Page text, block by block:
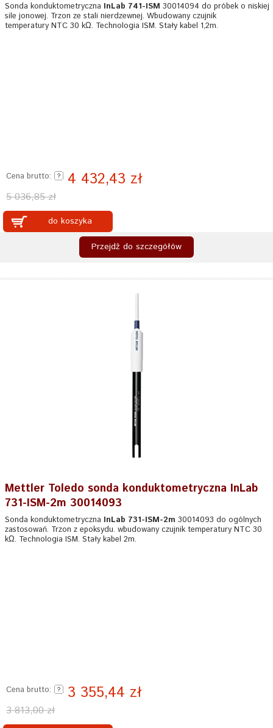
Sonda konduktometryczna InLab 741-ISM 30014094 do próbek o niskiej
sile jonowej. Trzon ze stali nierdzewnej. Wbudowany czujnik
temperatury NTC 30 kΩ. Technologia ISM. Stały kabel 1,2m.
Cena brutto: 4 432,43 zł
5 036,85 zł
do koszyka
Przejdź do szczegółów
Mettler Toledo sonda konduktometryczna InLab
731-ISM-2m 30014093
Sonda konduktometryczna InLab 731-ISM-2m 30014093 do ogólnych
zastosowań. Trzon z epoksydu. wbudowany czujnik temperatury NTC 30
kΩ. Technologia ISM. Stały kabel 2m.
Cena brutto: 3 355,44 zł
3 813,00 zł